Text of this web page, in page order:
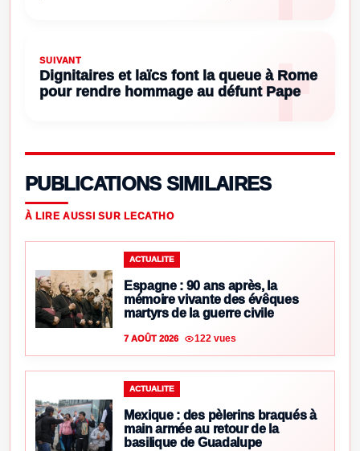
SUIVANT
Dignitaires et laïcs font la queue à Rome
pour rendre hommage au défunt Pape
PUBLICATIONS SIMILAIRES
À LIRE AUSSI SUR LECATHO
ACTUALITE
Espagne : 90 ans après, la
mémoire vivante des évêques
martyrs de la guerre civile
7 AOÛT 2026 122 vues
ACTUALITE
Mexique : des pèlerins braqués à
main armée au retour de la
basilique de Guadalupe